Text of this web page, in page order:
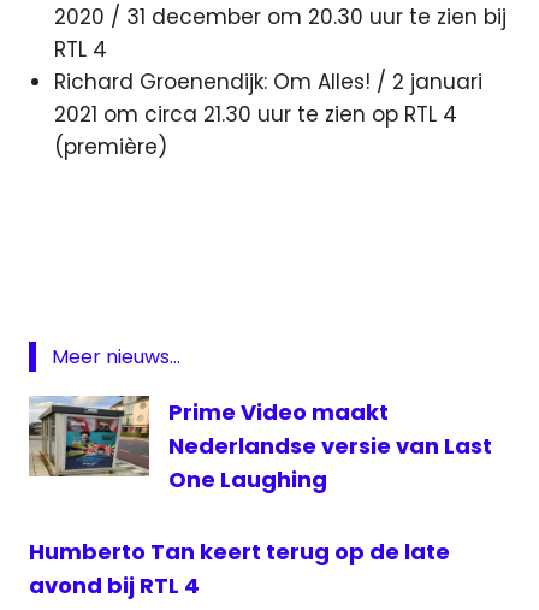
2020 / 31 december om 20.30 uur te zien bij
RTL 4
Richard Groenendijk: Om Alles! / 2 januari
2021 om circa 21.30 uur te zien op RTL 4
(première)
Groenendijk
Roué
Verveer
RTL4
Meer nieuws...
Prime Video maakt
Nederlandse versie van Last
One Laughing
Humberto Tan keert terug op de late
avond bij RTL 4